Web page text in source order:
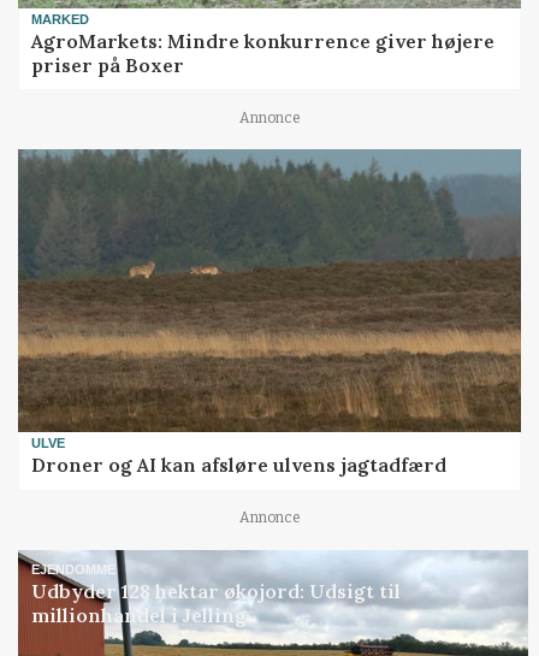
MARKED
AgroMarkets: Mindre konkurrence giver højere
priser på Boxer
Annonce
ULVE
Droner og AI kan afsløre ulvens jagtadfærd
Annonce
EJENDOMME
Udbyder 128 hektar økojord: Udsigt til
millionhandel i Jelling